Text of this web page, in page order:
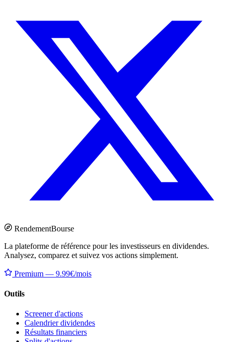
RendementBourse
La plateforme de référence pour les investisseurs en dividendes.
Analysez, comparez et suivez vos actions simplement.
Premium — 9.99€/mois
Outils
Screener d'actions
Calendrier dividendes
Résultats financiers